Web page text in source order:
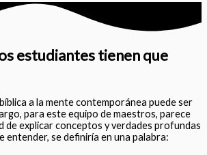
estudiantes tienen que
a la mente contemporánea puede ser
para este equipo de maestros, parece
de explicar conceptos y verdades profundas
entender, se definiría en una palabra: